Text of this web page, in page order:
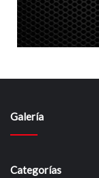
Galería
Categorías